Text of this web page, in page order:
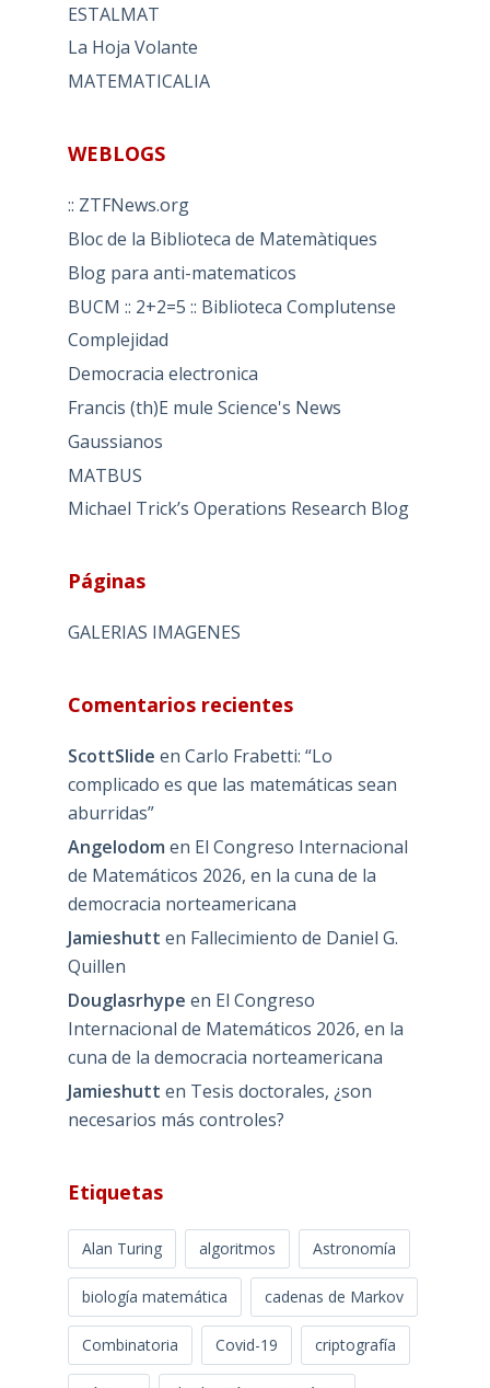
ESTALMAT
La Hoja Volante
MATEMATICALIA
WEBLOGS
:: ZTFNews.org
Bloc de la Biblioteca de Matemàtiques
Blog para anti-matematicos
BUCM :: 2+2=5 :: Biblioteca Complutense
Complejidad
Democracia electronica
Francis (th)E mule Science's News
Gaussianos
MATBUS
Michael Trick’s Operations Research Blog
Páginas
GALERIAS IMAGENES
Comentarios recientes
ScottSlide en Carlo Frabetti: “Lo
complicado es que las matemáticas sean
aburridas”
Angelodom en El Congreso Internacional
de Matemáticos 2026, en la cuna de la
democracia norteamericana
Jamieshutt en Fallecimiento de Daniel G.
Quillen
Douglasrhype en El Congreso
Internacional de Matemáticos 2026, en la
cuna de la democracia norteamericana
Jamieshutt en Tesis doctorales, ¿son
necesarios más controles?
Etiquetas
Alan Turing algoritmos Astronomía
biología matemática cadenas de Markov
Combinatoria Covid-19 criptografía